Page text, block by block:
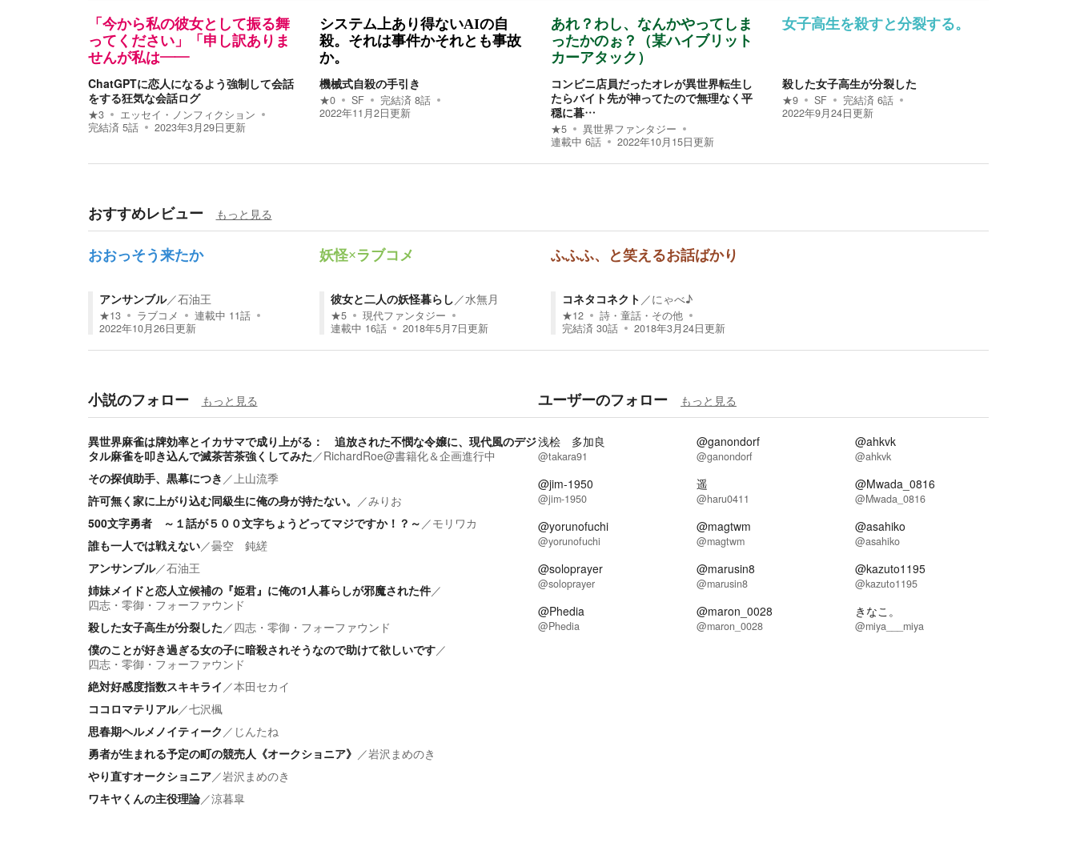
「今から私の彼女として振る舞
ってください」「申し訳ありま
せんが私は——
ChatGPTに恋人になるよう強制して会話
をする狂気な会話ログ
★3
エッセイ・ノンフィクション
完結済 5話 2023年3月29日更新
システム上あり得ないAIの自
殺。それは事件かそれとも事故
か。
機械式自殺の手引き
★0 SF 完結済 8話
2022年11月2日更新
あれ？わし、なんかやってしま
ったかのぉ？（某ハイブリット
カーアタック）
コンビニ店員だったオレが異世界転生し
たらバイト先が神ってたので無理なく平
穏に暮…
★5
異世界ファンタジー
連載中 6話 2022年10月15日更新
女子高生を殺すと分裂する。
殺した女子高生が分裂した
★9 SF 完結済 6話
2022年9月24日更新
おすすめレビュー もっと見る
おおっそう来たか
アンサンブル／石油王
★13 ラブコメ 連載中 11話
2022年10月26日更新
妖怪×ラブコメ
彼女と二人の妖怪暮らし／水無月
★5
現代ファンタジー
連載中 16話 2018年5月7日更新
ふふふ、と笑えるお話ばかり
コネタコネクト ／にゃべ♪
★12
詩・童話・その他
完結済 30話 2018年3月24日更新
小説のフォロー もっと見る
異世界麻雀は牌効率とイカサマで成り上がる： 追放された不憫な令嬢に、現代風のデジ
タル麻雀を叩き込んで滅茶苦茶強くしてみた／RichardRoe@書籍化＆企画進行中
その探偵助手、黒幕につき ／上山流季
許可無く家に上がり込む同級生に俺の身が持たない。 ／みりお
500文字勇者 ～１話が５００文字ちょうどってマジですか！？～ ／モリワカ
誰も一人では戦えない／曇空 鈍縒
アンサンブル／石油王
姉妹メイドと恋人立候補の『姫君』に俺の1人暮らしが邪魔された件／
四志・零御・フォーファウンド
殺した女子高生が分裂した／四志・零御・フォーファウンド
僕のことが好き過ぎる女の子に暗殺されそうなので助けて欲しいです／
四志・零御・フォーファウンド
絶対好感度指数スキキライ ／本田セカイ
ココロマテリアル／七沢楓
思春期ヘルメノイティーク ／ じんたね
勇者が生まれる予定の町の競売人《オークショニア》 ／岩沢まめのき
やり直すオークショニア／岩沢まめのき
ワキヤくんの主役理論／涼暮皐
ユーザーのフォロー もっと見る
浅桧 多加良
@takara91
@ganondorf
@ganondorf
@ahkvk
@ahkvk
@jim-1950
@jim-1950
遥
@haru0411
@Mwada_0816
@Mwada_0816
@yorunofuchi
@yorunofuchi
@magtwm
@magtwm
@asahiko
@asahiko
@soloprayer
@soloprayer
@marusin8
@marusin8
@kazuto1195
@kazuto1195
@Phedia
@Phedia
@maron_0028
@maron_0028
きなこ。
@miya___miya